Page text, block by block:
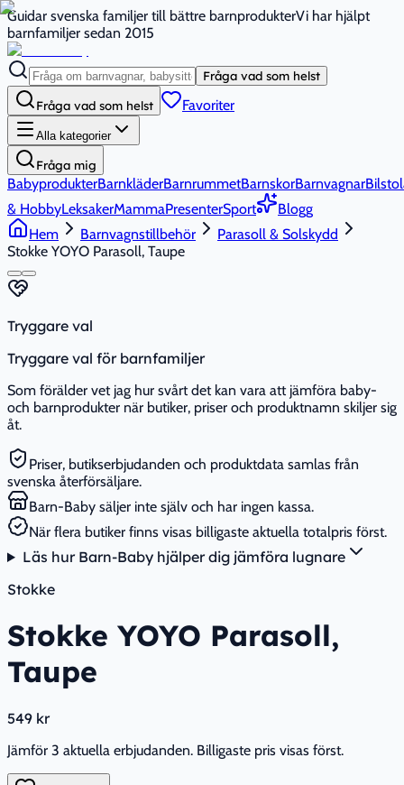
Guidar svenska familjer till bättre barnprodukterVi har hjälpt
barnfamiljer sedan 2015
Fråga vad som helst
Fråga vad som helst Favoriter
Alla kategorier
Fråga mig
BabyprodukterBarnkläderBarnrummetBarnskorBarnvagnar
& HobbyLeksakerMammaPresenterSport
Blogg
Hem
Barnvagnstillbehör
Parasoll & Solskydd
Stokke YOYO Parasoll, Taupe
Tryggare val
Tryggare val för barnfamiljer
Som förälder vet jag hur svårt det kan vara att jämföra baby-
och barnprodukter när butiker, priser och produktnamn skiljer sig
åt.
Priser, butikserbjudanden och produktdata samlas från
svenska återförsäljare.
Barn-Baby säljer inte själv och har ingen kassa.
När flera butiker finns visas billigaste aktuella totalpris först.
Läs hur Barn-Baby hjälper dig jämföra lugnare
Stokke
Stokke YOYO Parasoll,
Taupe
549 kr
Jämför 3 aktuella erbjudanden. Billigaste pris visas först.